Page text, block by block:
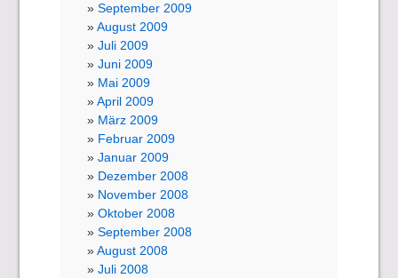
September 2009
August 2009
Juli 2009
Juni 2009
Mai 2009
April 2009
März 2009
Februar 2009
Januar 2009
Dezember 2008
November 2008
Oktober 2008
September 2008
August 2008
Juli 2008